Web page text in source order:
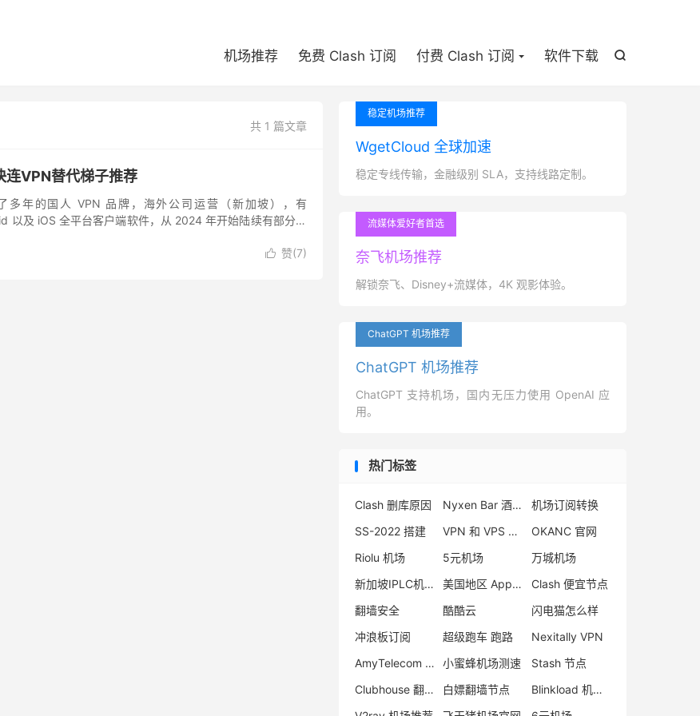

机场推荐 免费 Clash 订阅 付费 Clash 订阅 软件下载
共 1 篇文章
连VPN替代梯子推荐
多年的国人 VPN 品牌，海外公司运营（新加坡），有
以及 iOS 全平台客户端软件，从 2024 年开始陆续有部分朋
 赞(7)
稳定机场推荐
WgetCloud 全球加速
稳定专线传输，金融级别 SLA，支持线路定制。
流媒体爱好者首选
奈飞机场推荐
解锁奈飞、Disney+流媒体，4K 观影体验。
ChatGPT 机场推荐
ChatGPT 机场推荐
ChatGPT 支持机场，国内无压力使用 OpenAI 应
用。
热门标签
Clash 删库原因 Nyxen Bar 酒馆加速
机场订阅转换
SS-2022 搭建
VPN 和 VPS 区别
OKANC 官网
Riolu 机场
5元机场
万城机场
新加坡IPLC机场
美国地区 App Store
Clash 便宜节点
翻墙安全
酷酷云
闪电猫怎么样
冲浪板订阅
超级跑车 跑路
Nexitally VPN
AmyTelecom VPN
小蜜蜂机场测速
Stash 节点
Clubhouse 翻墙
白嫖翻墙节点
Blinkload 机场跑路